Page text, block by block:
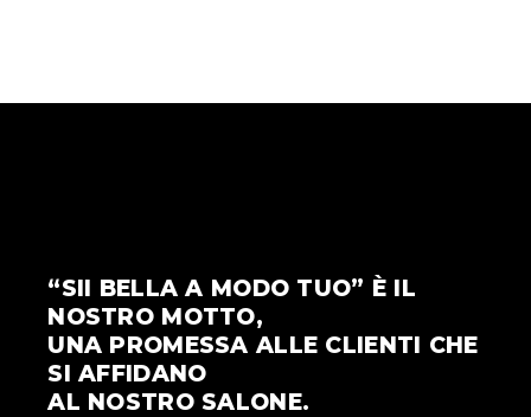
“SII BELLA A MODO TUO” È IL
NOSTRO MOTTO,
UNA PROMESSA ALLE CLIENTI CHE
SI AFFIDANO
AL NOSTRO SALONE.